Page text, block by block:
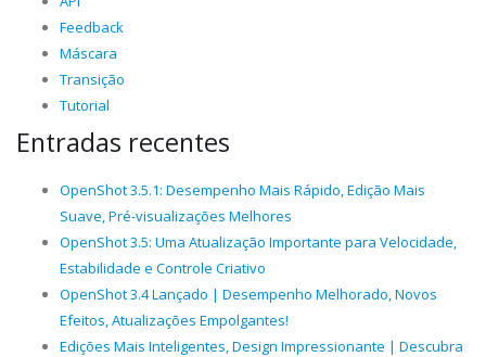
Feedback
Máscara
Transição
Tutorial
Entradas recentes
OpenShot 3.5.1: Desempenho Mais Rápido, Edição Mais
Suave, Pré-visualizações Melhores
OpenShot 3.5: Uma Atualização Importante para Velocidade,
Estabilidade e Controle Criativo
OpenShot 3.4 Lançado | Desempenho Melhorado, Novos
Efeitos, Atualizações Empolgantes!
Edições Mais Inteligentes, Design Impressionante | Descubra